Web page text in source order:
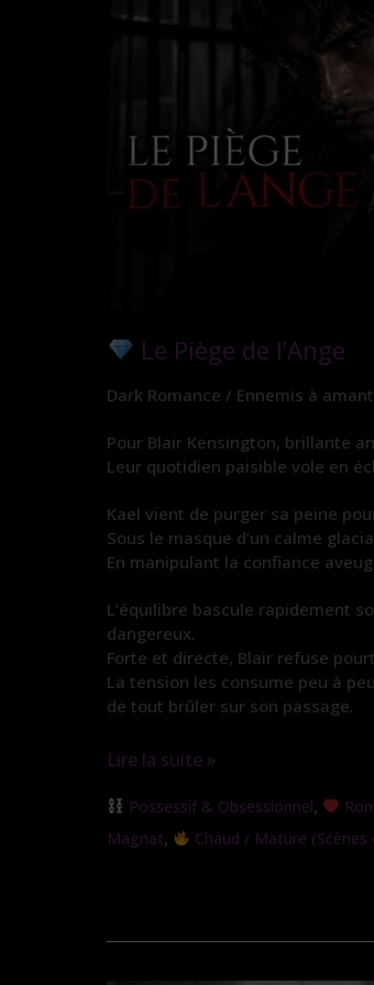
Le Piège de l’Ange
Dark Romance / Ennemis à
Pour Blair Kensington, brillante
Leur quotidien paisible vole en
Kael vient de purger sa peine
Sous le masque d’un calme
En manipulant la confiance
L’équilibre bascule rapidement
dangereux.
Forte et directe, Blair refuse
La tension les consume peu à
de tout brûler sur son passage.
Lire la suite »
Possessif & Obsessionnel,
Magnat, Chaud / Mature (Scènes